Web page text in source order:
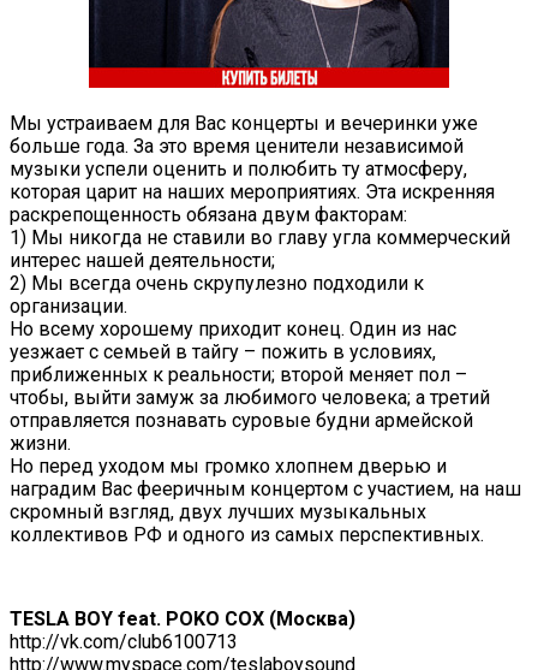
Мы устраиваем для Вас концерты и вечеринки уже
больше года. За это время ценители независимой
музыки успели оценить и полюбить ту атмосферу,
которая царит на наших мероприятиях. Эта искренняя
раскрепощенность обязана двум факторам:
1) Мы никогда не ставили во главу угла коммерческий
интерес нашей деятельности;
2) Мы всегда очень скрупулезно подходили к
организации.
Но всему хорошему приходит конец. Один из нас
уезжает с семьей в тайгу – пожить в условиях,
приближенных к реальности; второй меняет пол –
чтобы, выйти замуж за любимого человека; а третий
отправляется познавать суровые будни армейской
жизни.
Но перед уходом мы громко хлопнем дверью и
наградим Вас фееричным концертом с участием, на наш
скромный взгляд, двух лучших музыкальных
коллективов РФ и одного из самых перспективных.
TESLA BOY feat. POKO COX (Москва)
http://vk.com/club6100713
http://www.myspace.com/teslaboysound